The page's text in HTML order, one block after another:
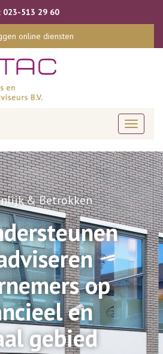
023-513 29 60
online diensten
Toggle
& Betrokken
op
en
gebied